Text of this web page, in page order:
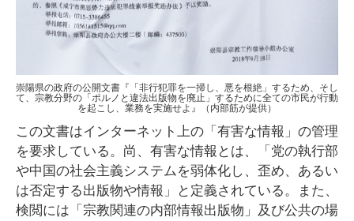
崇陽県の政府の公開文書『「非行犯罪を一掃し、悪を根絶」するため、そし
て、宗教分野の「ポルノと違法出版物を廃止」するために全ての市民が行動
を起こし、業務を実施せよ』（内部筋が提供）
この文書はインターネット上の「有害な情報」の管理
を要求している。尚、有害な情報とは、「党の執行部
や中国の社会主義システムを弱体化し、歪め、あるい
は否定する出版物や情報」と定義されている。また、
検閲には「宗教関連の内部情報出版物」及び公共の場